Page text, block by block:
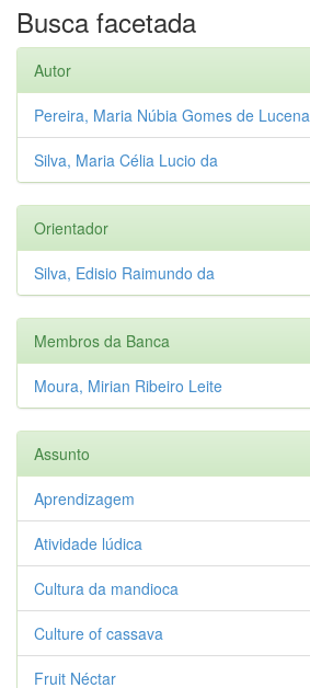
Busca facetada
Autor
Pereira, Maria Núbia Gomes de Lucena
Silva, Maria Célia Lucio da
Orientador
Silva, Edisio Raimundo da
Membros da Banca
Moura, Mirian Ribeiro Leite
Assunto
Aprendizagem
Atividade lúdica
Cultura da mandioca
Culture of cassava
Fruit Néctar